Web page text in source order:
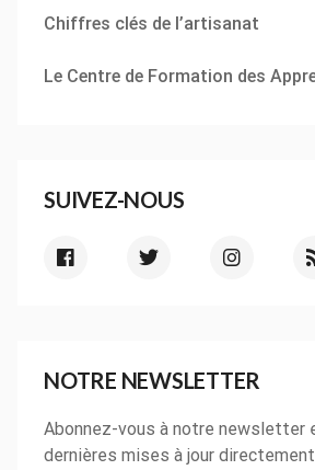
Chiffres clés de l’artisanat
Le Centre de Formation des
SUIVEZ-NOUS
NOTRE NEWSLETTER
Abonnez-vous à notre newsletter
dernières mises à jour